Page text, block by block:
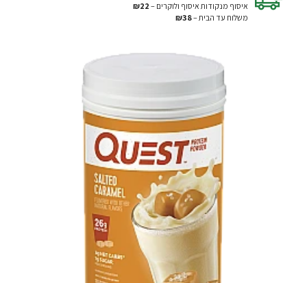
איסוף מנקודות איסוף ולוקרים – ₪22
משלוח עד הבית –₪38